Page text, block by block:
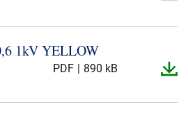
1kV YELLOW
PDF 890 kB